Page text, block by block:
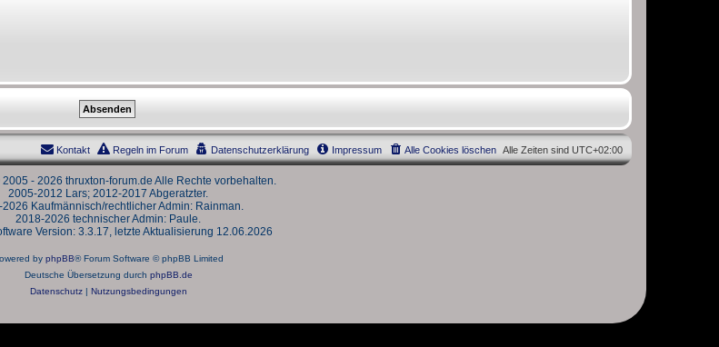
Alle Zeiten sind UTC+02:00
Alle Cookies löschen
Impressum
Datenschutzerklärung
Regeln im Forum
Kontakt
- 2026 thruxton-forum.de Alle Rechte vorbehalten.
2005-2012 Lars; 2012-2017 Abgeratzter.
Kaufmännisch/rechtlicher Admin: Rainman.
2018-2026 technischer Admin: Paule.
Version: 3.3.17, letzte Aktualisierung 12.06.2026
by phpBB® Forum Software © phpBB Limited
Deutsche Übersetzung durch phpBB.de
Datenschutz| Nutzungsbedingungen